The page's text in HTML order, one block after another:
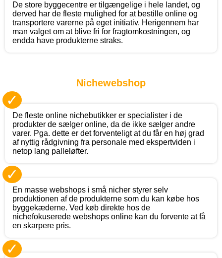
De store byggecentre er tilgængelige i hele landet, og
derved har de fleste mulighed for at bestille online og
transportere varerne på eget initiativ. Herigennem har
man valget om at blive fri for fragtomkostningen, og
endda have produkterne straks.
Nichewebshop
✓
De fleste online nichebutikker er specialister i de
produkter de sælger online, da de ikke sælger andre
varer. Pga. dette er det forventeligt at du får en høj grad
af nyttig rådgivning fra personale med ekspertviden i
netop lang palleløfter.
✓
En masse webshops i små nicher styrer selv
produktionen af de produkterne som du kan købe hos
byggekæderne. Ved køb direkte hos de
nichefokuserede webshops online kan du forvente at få
en skarpere pris.
✓